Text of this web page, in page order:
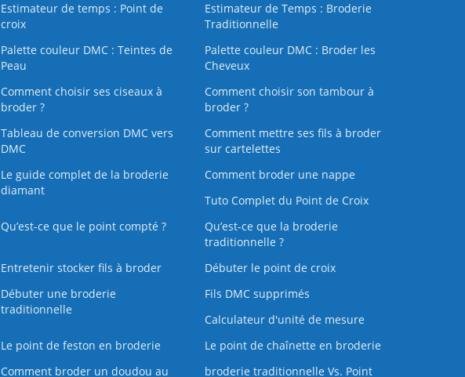
Estimateur de temps : Point de
croix
Estimateur de Temps : Broderie
Traditionnelle
Palette couleur DMC : Teintes de
Peau
Palette couleur DMC : Broder les
Cheveux
Comment choisir ses ciseaux à
broder ?
Comment choisir son tambour à
broder ?
Tableau de conversion DMC vers
DMC
Comment mettre ses fils à broder
sur cartelettes
Le guide complet de la broderie
diamant
Comment broder une nappe
Tuto Complet du Point de Croix
Qu’est-ce que le point compté ?
Qu’est-ce que la broderie
traditionnelle ?
Entretenir stocker fils à broder
Débuter le point de croix
Débuter une broderie
traditionnelle
Fils DMC supprimés
Calculateur d'unité de mesure
Le point de feston en broderie
Le point de chaînette en broderie
Comment broder un doudou au broderie traditionnelle Vs. Point